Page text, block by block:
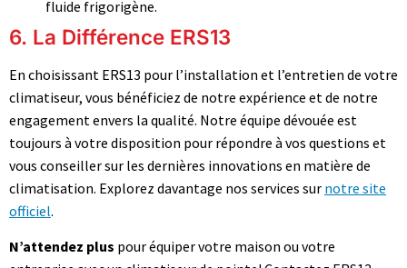
fluide frigorigène.
6. La Différence ERS13
En choisissant ERS13 pour l’installation et l’entretien de votre
climatiseur, vous bénéficiez de notre expérience et de notre
engagement envers la qualité. Notre équipe dévouée est
toujours à votre disposition pour répondre à vos questions et
vous conseiller sur les dernières innovations en matière de
climatisation. Explorez davantage nos services sur notre site
officiel.
N’attendez plus pour équiper votre maison ou votre